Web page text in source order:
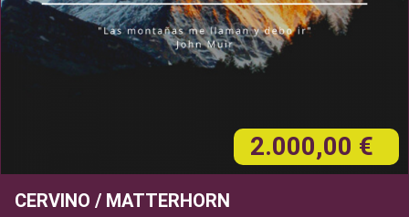
2.000,00 €
CERVINO / MATTERHORN